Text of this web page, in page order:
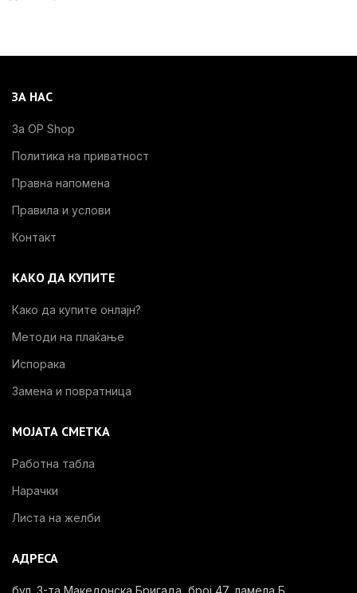
ЗА НАС
За OP Shop
Политика на приватност
Правна напомена
Правила и услови
Контакт
КАКО ДА КУПИТЕ
Како да купите онлајн?
Методи на плаќање
Испорака
Замена и повратница
МОЈАТА СМЕТКА
Работна табла
Нарачки
Листа на желби
АДРЕСА
бул. 3-та Македонска Бригада, број 47, ламела Б